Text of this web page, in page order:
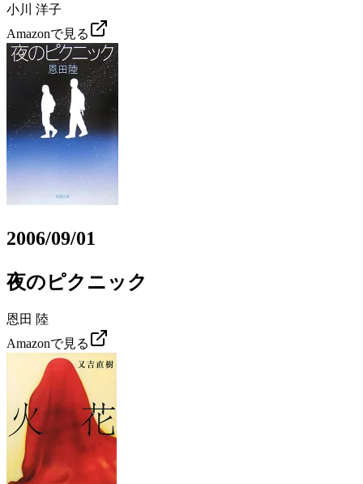
小川 洋子
Amazonで見る
2006/09/01
夜のピクニック
恩田 陸
Amazonで見る